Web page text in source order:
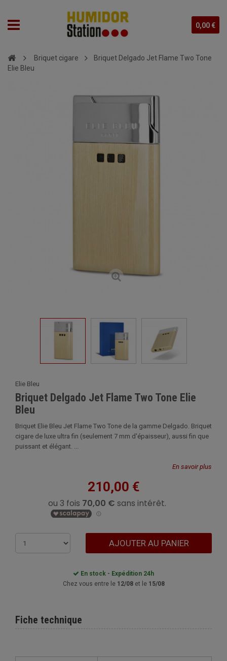
0,00 €
Briquet cigare
Briquet Delgado Jet Flame Two Tone
Elie Bleu
Elie Bleu
Briquet Delgado Jet Flame Two Tone Elie
Bleu
Briquet Elie Bleu Jet Flame Two Tone de la gamme Delgado. Briquet
cigare de luxe ultra fin (seulement 7 mm d'épaisseur), aussi fin que
puissant et élégant. ...
En savoir plus
210,00 €
AJOUTER AU PANIER
En stock - Expédition 24h
Chez vous entre le 12/08et le 15/08
Fiche technique